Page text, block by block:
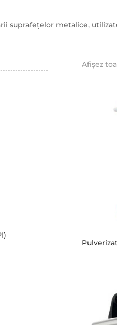
suprafețelor metalice,
Afișez